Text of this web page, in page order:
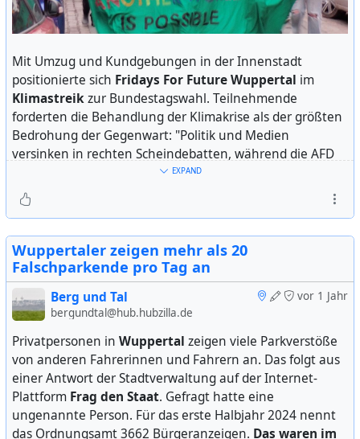
gerichteten Worten: "Vergiss niemals: Deine Community
steht hinter dir!" Eine Rednerin erklärte: Es sei Lehmann,
der die Tiere zeige, wie sie wirklich sind - in Freiheit.
Lehmann dankte ironisch seinen Gegnern für den
großen Erfolg der Demonstration. Ihm zufolge hatten der
Präsidenten derGemeinschaft der Zooförderer, der
Wuppertaler
Bruno Hensel
, und ein Internet-Blogger
den Zensurversuch der Stadthalle ausgelöst.
Robert Marc Lehmann hat ein Millionen-Publikum in den
sozialen Netzwerken. Zwischen ihm und der Stadthalle
läuft ein Rechtsstreit.
Mit Umzug und Kundgebungen in der Innenstadt
positionierte sich Fridays For Future Wuppertal im
Klimastreikzur Bundestagswahl. Teilnehmende
forderten die Behandlung der Klimakrise als der größten
Bedrohung der Gegenwart: "Politik und Medien
versinken in rechten Scheindebatten, während die AFD
auftrumpfen kann." CDU/CSU und FDP hätten sich von
evidenzbasierter Politik verabschiedet.
Elberfeld zum Laurentiusplatz. Die Inschrift auf dem
Fronttransparent gab auf Englisch bekannt: "Wir sind
unaufhaltsam! Eine andere Welt ist möglich!" Angaben
zu Teilnehmerzahlen schwankten zwischen 300 und 600.
Eigene Schätzung: 800 Teilnehmende beim Umzug über
die Neumarktstraße, auf Grundlange der Länge des
Umzugs.
Die Polizei schützte die Demonstration stärker als frühere
Versammlungen. Die Einsatzkräfte stellten an den
Kreuzungen auf allen einmündenden Fahrspuren Bullies
EXPAND
Wuppertaler zeigen mehr als 20
Falschparkende pro Tag an
vor 1 Jahr
Berg und Tal
bergundtal@hub.hubzilla.de
Privatpersonen in Wuppertal zeigen viele Parkverstöße
von anderen Fahrerinnen und Fahrern an. Das folgt aus
einer Antwort der Stadtverwaltung auf der Internet-
Plattform Frag den Staat. Gefragt hatte eine
ungenannte Person. Für das erste Halbjahr 2024 nennt
das Ordnungsamt 3662 Bürgeranzeigen. Das waren im